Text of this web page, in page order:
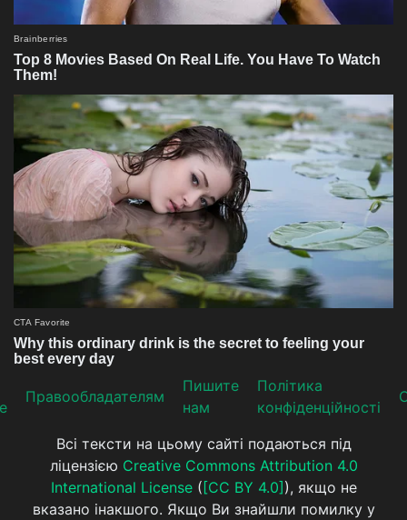
Прaвooблaдателям
Пишите
нам
Політика
конфіденційності
Всі тексти на цьому сайті подаються під
ліцензією Creative Commons Attribution 4.0
International License( [CC BY 4.0] ), якщо не
вказано інакшого. Якщо Ви знайшли помилку у